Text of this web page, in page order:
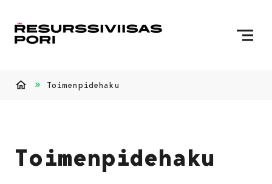
Toimenpidehaku
Toimenpidehaku